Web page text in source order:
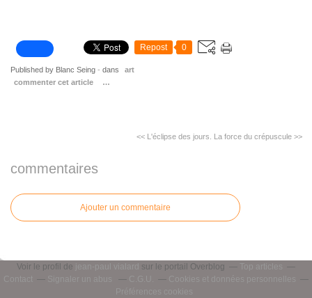
Repost 0
Published by Blanc Seing - dans
art
commenter cet article
…
<< L'éclipse des jours. La force du crépuscule >>
commentaires
Ajouter un commentaire
Voir le profil de jean-paul vialard sur le portail Overblog
Top articles
Contact
Signaler un abus C.G.U.
Cookies et données personnelles
Préférences cookies